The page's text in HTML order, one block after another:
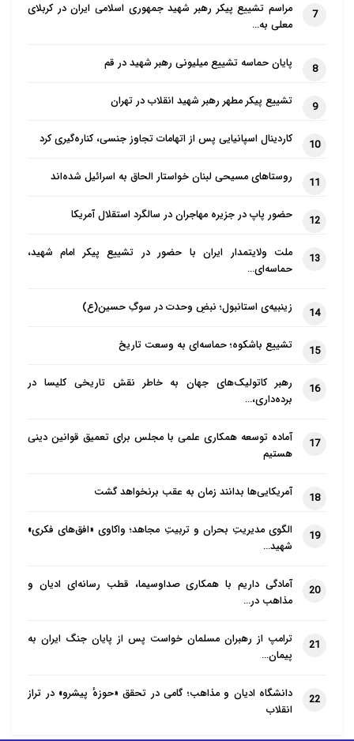
7
مراسم تشییع پیکر رهبر شهید جمهوری اسلامی ایران در کربلای
معلی به…
8 پایان حماسه تشییع میلیونی رهبر شهید در قم
9 تشییع پیکر مطهر رهبر شهید انقلاب در تهران
10 کاردینال اسپانیایی پس از اتهامات تجاوز جنسی، کناره‌گیری کرد
11 روستاهای مسیحی لبنان خواستار الحاق به اسرائیل شده‌اند
12 حضور پاپ در جزیره مهاجران در سالگرد استقلال آمریکا
13
ملت ولایتمدار ایران با حضور در تشییع پیکر امام شهید،
حماسه‌ای…
14 زینبیه‌ی استانبول؛ نبضِ وحدت در سوگِ حسین(ع)
15 تشییع باشکوه؛ حماسه‌ای به وسعت تاریخ
16
رهبر کاتولیک‌های جهان به خاطر نقش تاریخی کلیسا در
برده‌داری،…
17
آماده توسعه همکاری علمی با مجلس برای تعمیق قوانین دینی
هستیم
18 آمریکایی‌ها بدانند زمان به عقب برنخواهد گشت
19
الگوی مدیریتِ بحران و تربیتِ مجاهد؛ واکاوی «افق‌های فکری»
شهید…
20
آمادگی داریم با همکاری صداوسیما، قطب رسانه‌ای ادیان و
مذاهب در…
21
ترامپ از رهبران مسلمان خواست پس از پایان جنگ ایران به
پیمان…
22
دانشگاه ادیان و مذاهب؛ گامی در تحقق «حوزهٔ پیشرو» در تراز
انقلاب